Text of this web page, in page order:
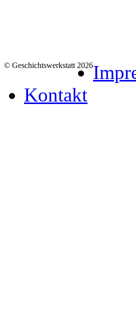
© Geschichtswerkstatt 2026
Kontakt